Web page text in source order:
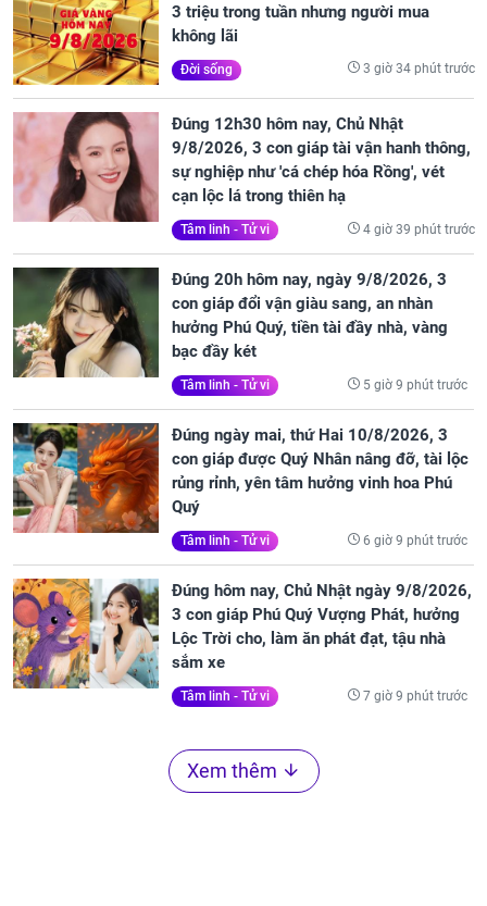
3 triệu trong tuần nhưng người mua
không lãi
Đời sống 3 giờ 34 phút trước
Đúng 12h30 hôm nay, Chủ Nhật
9/8/2026, 3 con giáp tài vận hanh thông,
sự nghiệp như 'cá chép hóa Rồng', vét
cạn lộc lá trong thiên hạ
Tâm linh - Tử vi 4 giờ 39 phút trước
Đúng 20h hôm nay, ngày 9/8/2026, 3
con giáp đổi vận giàu sang, an nhàn
hưởng Phú Quý, tiền tài đầy nhà, vàng
bạc đầy két
Tâm linh - Tử vi 5 giờ 9 phút trước
Đúng ngày mai, thứ Hai 10/8/2026, 3
con giáp được Quý Nhân nâng đỡ, tài lộc
rủng rỉnh, yên tâm hưởng vinh hoa Phú
Quý
Tâm linh - Tử vi 6 giờ 9 phút trước
Đúng hôm nay, Chủ Nhật ngày 9/8/2026,
3 con giáp Phú Quý Vượng Phát, hưởng
Lộc Trời cho, làm ăn phát đạt, tậu nhà
sắm xe
Tâm linh - Tử vi 7 giờ 9 phút trước
Xem thêm